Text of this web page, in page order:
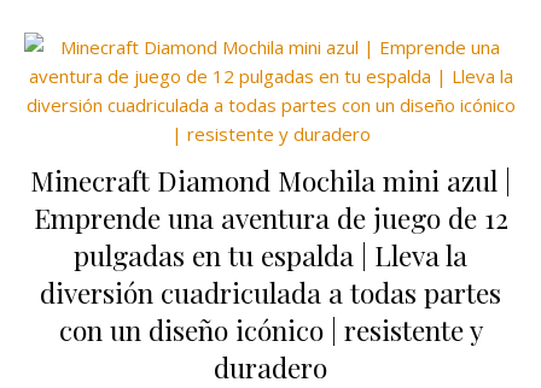
Minecraft Diamond Mochila mini azul |
Emprende una aventura de juego de 12
pulgadas en tu espalda | Lleva la
diversión cuadriculada a todas partes
con un diseño icónico | resistente y
duradero